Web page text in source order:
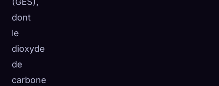
dont
le
dioxyde
de
carbone